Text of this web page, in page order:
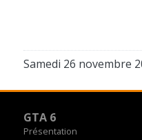
Samedi 26 novembre
GTA 6
Présentation